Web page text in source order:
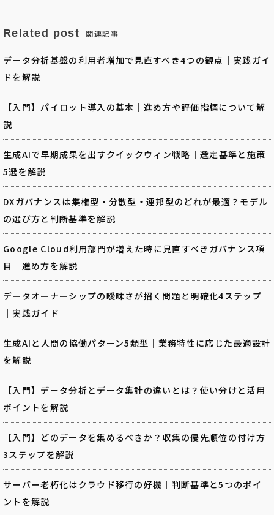
Related post 関連記事
データ分析基盤の利用者増加で見直すべき4つの観点｜実践ガイ
ドを解説
【入門】パイロット導入の基本｜進め方や評価指標について解
説
生成AIで早期成果を出すクイックウィン戦略｜選定基準と施策
5選を解説
DXガバナンスは集権型・分散型・連邦型のどれが最適？モデル
の選び方と判断基準を解説
Google Cloud利用部門が増えた時に見直すべきガバナンス項
目｜進め方を解説
データオーナーシップの曖昧さが招く問題と明確化4ステップ
｜実践ガイド
生成AIと人間の協働パターン5類型｜業務特性に応じた最適設計
を解説
【入門】データ分析とデータ集計の違いとは？使い分けと活用
ポイントを解説
【入門】どのデータを集めるべきか？収集の優先順位の付け方
3ステップを解説
サーバー老朽化はクラウド移行の好機｜判断基準と5つのポイ
ントを解説